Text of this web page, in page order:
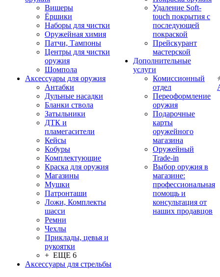
Вишеры
Ёршики
Наборы для чистки
Оружейная химия
Патчи, Тампоны
Центры для чистки
оружия
Шомпола
Аксессуары для оружия
Антабки
Дульные насадки
Бланки ствола
Затыльники
ДТК и
пламегасители
Кейсы
Кобуры
Комплектующие
Краска для оружия
Магазины
Мушки
Патронташи
Ложи, Комплекты
шасси
Ремни
Чехлы
Приклады, цевья и
рукоятки
+ ЕЩЕ 6
Аксессуары для стрельбы
Удаление Soft-
touch покрытия с
последующей
покраской
Прейскурант
мастерской
Дополнительные
услуги
Комиссионный
отдел
Переоформление
оружия
Подарочные
карты
оружейного
магазина
Оружейный
Trade-in
Выбор оружия в
магазине:
профессиональная
помощь и
консультация от
наших продавцов